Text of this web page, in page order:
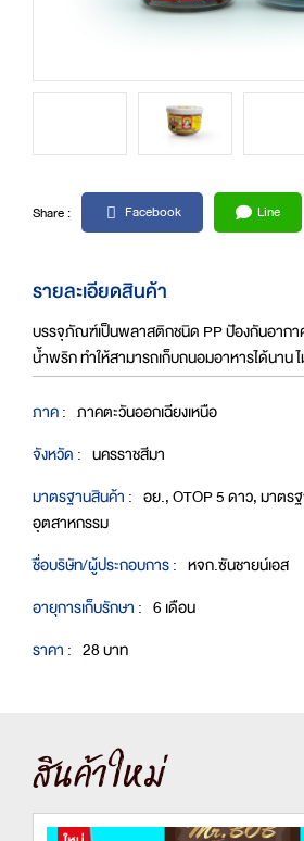
Share : Facebook Line
รายละเอียดสินค้า
บรรจุภัณฑ์เป็นพลาสติกชนิด PP ปัองกันอากา
น้ำพริก ทำให้สามารถเก็บถนอมอาหารได้นาน
ภาค : ภาคตะวันออกเฉียงเหนือ
จังหวัด : นครราชสีมา
มาตรฐานสินค้า : อย., OTOP 5 ดาว, มาต
อุตสาหกรรม
ชื่อบริษัท/ผู้ประกอบการ : หจก.ซันชายน์เอส
อายุการเก็บรักษา : 6 เดือน
ราคา : 28 บาท
สินค้าใหม่